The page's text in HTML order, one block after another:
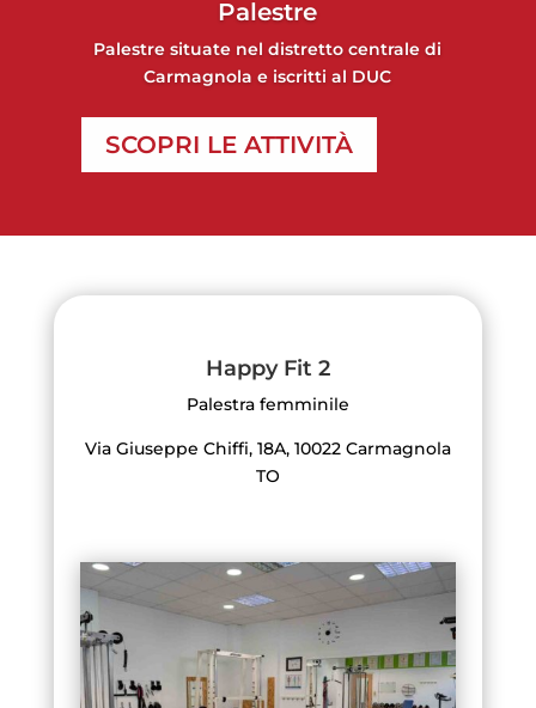
Palestre
Palestre situate nel distretto centrale di
Carmagnola e iscritti al DUC
SCOPRI LE ATTIVITÀ
Happy Fit 2
Palestra femminile
Via Giuseppe Chiffi, 18A, 10022 Carmagnola
TO